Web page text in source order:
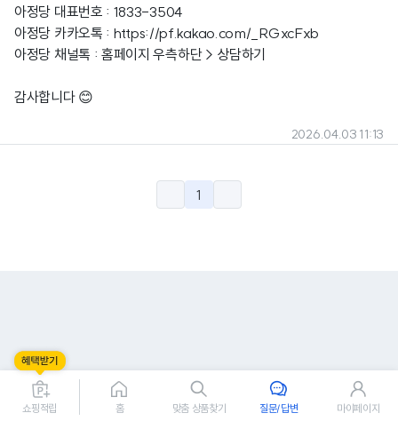
아정당 대표번호 : 1833-3504
아정당 카카오톡 : https://pf.kakao.com/_RGxcFxb
아정당 채널톡 : 홈페이지 우측하단 > 상담하기
감사합니다 😊
2026.04.03 11:13
1
쇼핑적립 홈 맞춤 상품찾기 질문/답변 마이페이지